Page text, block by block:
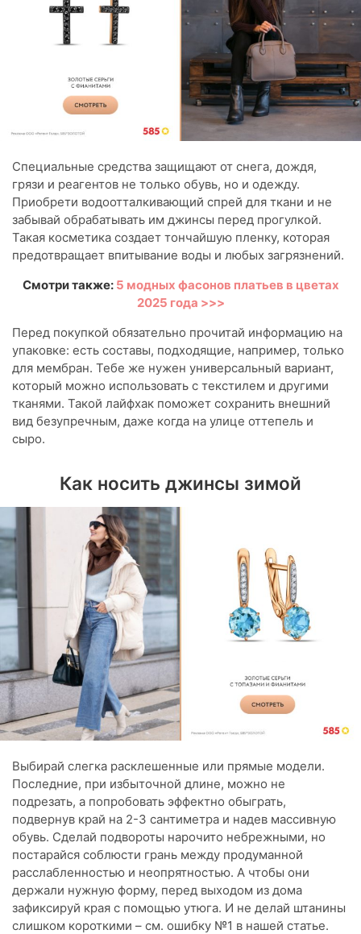
Специальные средства защищают от снега, дождя,
грязи и реагентов не только обувь, но и одежду.
Приобрети водоотталкивающий спрей для ткани и не
забывай обрабатывать им джинсы перед прогулкой.
Такая косметика создает тончайшую пленку, которая
предотвращает впитывание воды и любых загрязнений.
Смотри также: 5 модных фасонов платьев в цветах
2025 года >>>
Перед покупкой обязательно прочитай информацию на
упаковке: есть составы, подходящие, например, только
для мембран. Тебе же нужен универсальный вариант,
который можно использовать с текстилем и другими
тканями. Такой лайфхак поможет сохранить внешний
вид безупречным, даже когда на улице оттепель и
сыро.
Как носить джинсы зимой
Выбирай слегка расклешенные или прямые модели.
Последние, при избыточной длине, можно не
подрезать, а попробовать эффектно обыграть,
подвернув край на 2-3 сантиметра и надев массивную
обувь. Сделай подвороты нарочито небрежными, но
постарайся соблюсти грань между продуманной
расслабленностью и неопрятностью. А чтобы они
держали нужную форму, перед выходом из дома
зафиксируй края с помощью утюга. И не делай штанины
слишком короткими – см. ошибку №1 в нашей статье.